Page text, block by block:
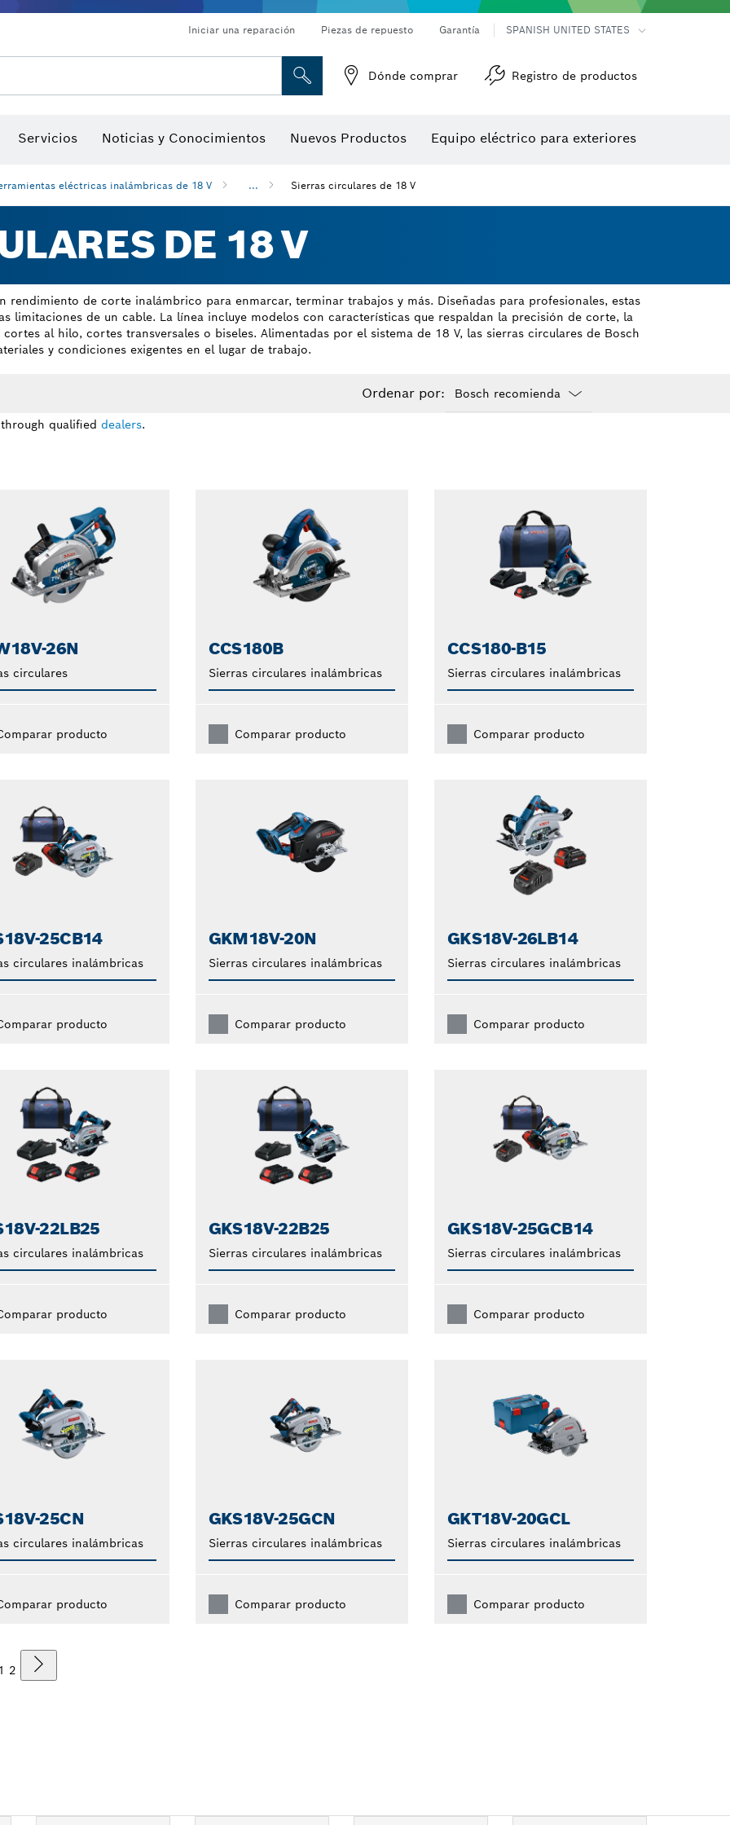
Iniciar una reparación Piezas de repuesto Garantía SPANISH UNITED STATES
Dónde comprar Registro de productos
Servicios Noticias y Conocimientos Nuevos Productos Equipo eléctrico para exteriores
eléctricas inalámbricas de 18 V ... Sierras circulares de 18 V
DE 18 V
rendimiento de corte inalámbrico para enmarcar, terminar trabajos y más. Diseñadas para profesionales, estas
limitaciones de un cable. La línea incluye modelos con características que respaldan la precisión de corte, la
al hilo, cortes transversales o biseles. Alimentadas por el sistema de 18 V, las sierras circulares de Bosch
y condiciones exigentes en el lugar de trabajo.
Ordenar por:
qualified dealers.
26N
circulares
producto
CCS180B
Sierras circulares inalámbricas
Comparar producto
CCS180-B15
Sierras circulares inalámbricas
Comparar producto
25CB14
circulares inalámbricas
producto
GKM18V-20N
Sierras circulares inalámbricas
Comparar producto
GKS18V-26LB14
Sierras circulares inalámbricas
Comparar producto
22LB25
circulares inalámbricas
producto
GKS18V-22B25
Sierras circulares inalámbricas
Comparar producto
GKS18V-25GCB14
Sierras circulares inalámbricas
Comparar producto
25CN
circulares inalámbricas
producto
GKS18V-25GCN
Sierras circulares inalámbricas
Comparar producto
GKT18V-20GCL
Sierras circulares inalámbricas
Comparar producto
2